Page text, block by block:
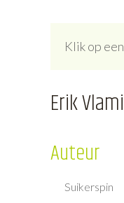
Klik op
Erik
Auteur
Suikerspin